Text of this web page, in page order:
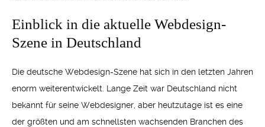
Einblick in die aktuelle Webdesign-
Szene in Deutschland
Die deutsche Webdesign-Szene hat sich in den letzten Jahren
enorm weiterentwickelt. Lange Zeit war Deutschland nicht
bekannt für seine Webdesigner, aber heutzutage ist es eine
der größten und am schnellsten wachsenden Branchen des